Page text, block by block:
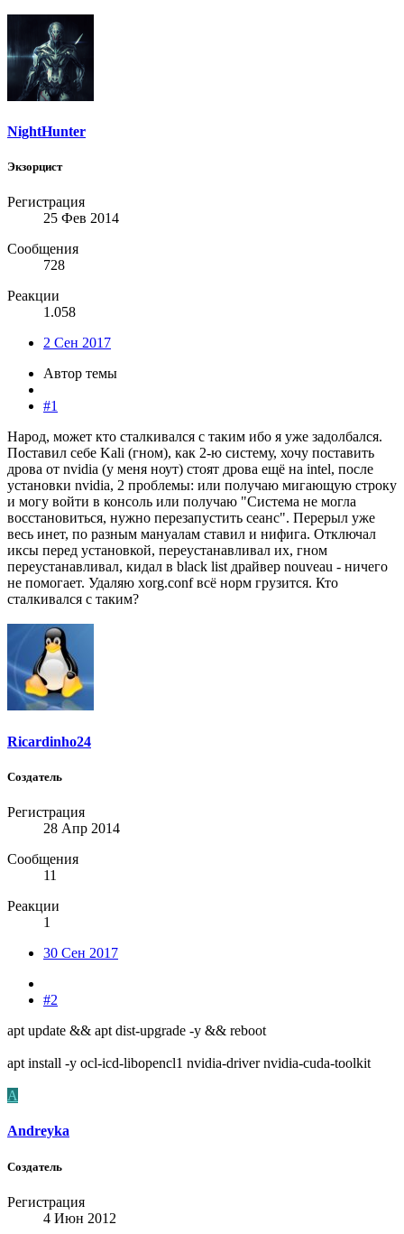
NightHunter
Экзорцист
Регистрация
25 Фев 2014
Сообщения
728
Реакции
1.058
2 Сен 2017
Автор темы
#1
Народ, может кто сталкивался с таким ибо я уже задолбался.
Поставил себе Kali (гном), как 2-ю систему, хочу поставить
дрова от nvidia (у меня ноут) стоят дрова ещё на intel, после
установки nvidia, 2 проблемы: или получаю мигающую строку
и могу войти в консоль или получаю "Система не могла
восстановиться, нужно перезапустить сеанс". Перерыл уже
весь инет, по разным мануалам ставил и нифига. Отключал
иксы перед установкой, переустанавливал их, гном
переустанавливал, кидал в black list драйвер nouveau - ничего
не помогает. Удаляю xorg.conf всё норм грузится. Кто
сталкивался с таким?
Ricardinho24
Создатель
Регистрация
28 Апр 2014
Сообщения
11
Реакции
1
30 Сен 2017
#2
apt update && apt dist-upgrade -y && reboot
apt install -y ocl-icd-libopencl1 nvidia-driver nvidia-cuda-toolkit
A
Andreyka
Создатель
Регистрация
4 Июн 2012